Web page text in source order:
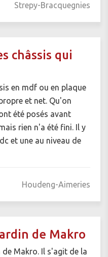
Strepy-Bracquegnies
châssis qui
en mdf ou en plaque
et net. Qu'on
été posés avant
rien n'a été fini. Il y
et une au niveau de
Houdeng-Aimeries
de Makro
Makro. Il s'agit de la